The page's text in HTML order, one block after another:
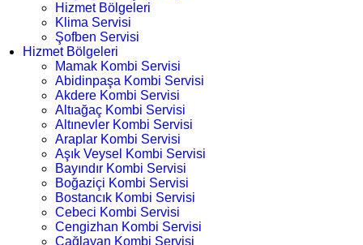
Hizmet Bölgeleri
Klima Servisi
Şofben Servisi
Hizmet Bölgeleri
Mamak Kombi Servisi
Abidinpaşa Kombi Servisi
Akdere Kombi Servisi
Altıağaç Kombi Servisi
Altınevler Kombi Servisi
Araplar Kombi Servisi
Aşık Veysel Kombi Servisi
Bayındır Kombi Servisi
Boğaziçi Kombi Servisi
Bostancık Kombi Servisi
Cebeci Kombi Servisi
Cengizhan Kombi Servisi
Çağlayan Kombi Servisi